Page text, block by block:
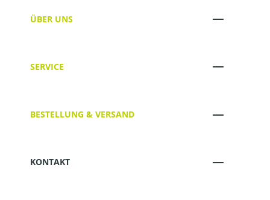
ÜBER UNS
SERVICE
BESTELLUNG & VERSAND
KONTAKT